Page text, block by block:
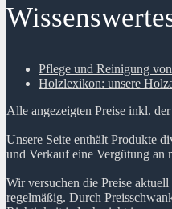
Pflege und Reinigung
Holzlexikon: unsere
Alle angezeigten Preise inkl.
Unsere Seite enthält Produkte
und Verkauf eine Vergütung an
Wir versuchen die Preise
regelmäßig. Durch